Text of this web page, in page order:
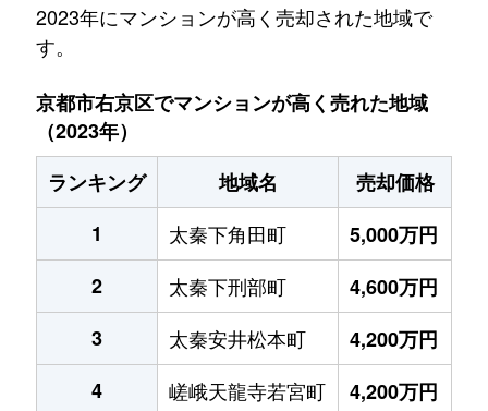
2023年にマンションが高く売却された地域で
す。
京都市右京区でマンションが高く売れた地域
（2023年）
ランキング
地域名
売却価格
1
太秦下角田町
5,000万円
2
太秦下刑部町
4,600万円
3
太秦安井松本町
4,200万円
4
嵯峨天龍寺若宮町
4,200万円